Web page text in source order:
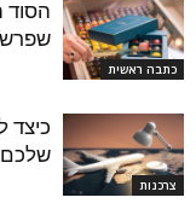
כתבה ראשית
הסוד
שפרשה בגיל 57
צרכנות
כיצד
שלכם